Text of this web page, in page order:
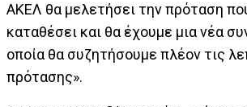
ΑΚΕΛ θα μελετήσει την πρόταση
καταθέσει και θα έχουμε μια νέα
οποία θα συζητήσουμε πλέον τις
πρότασης».